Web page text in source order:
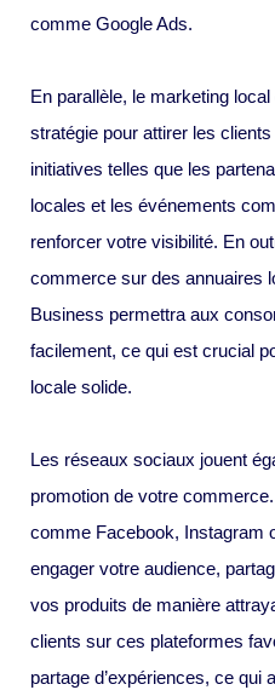
comme Google Ads.
En parallèle, le marketing
stratégie pour attirer les
initiatives telles que les
locales et les événements
renforcer votre visibilité. En
commerce sur des annuaires
Business permettra aux
facilement, ce qui est crucial
locale solide.
Les réseaux sociaux jouent
promotion de votre
comme Facebook, Instagram
engager votre audience,
vos produits de manière
clients sur ces plateformes
partage d’expériences, ce qui